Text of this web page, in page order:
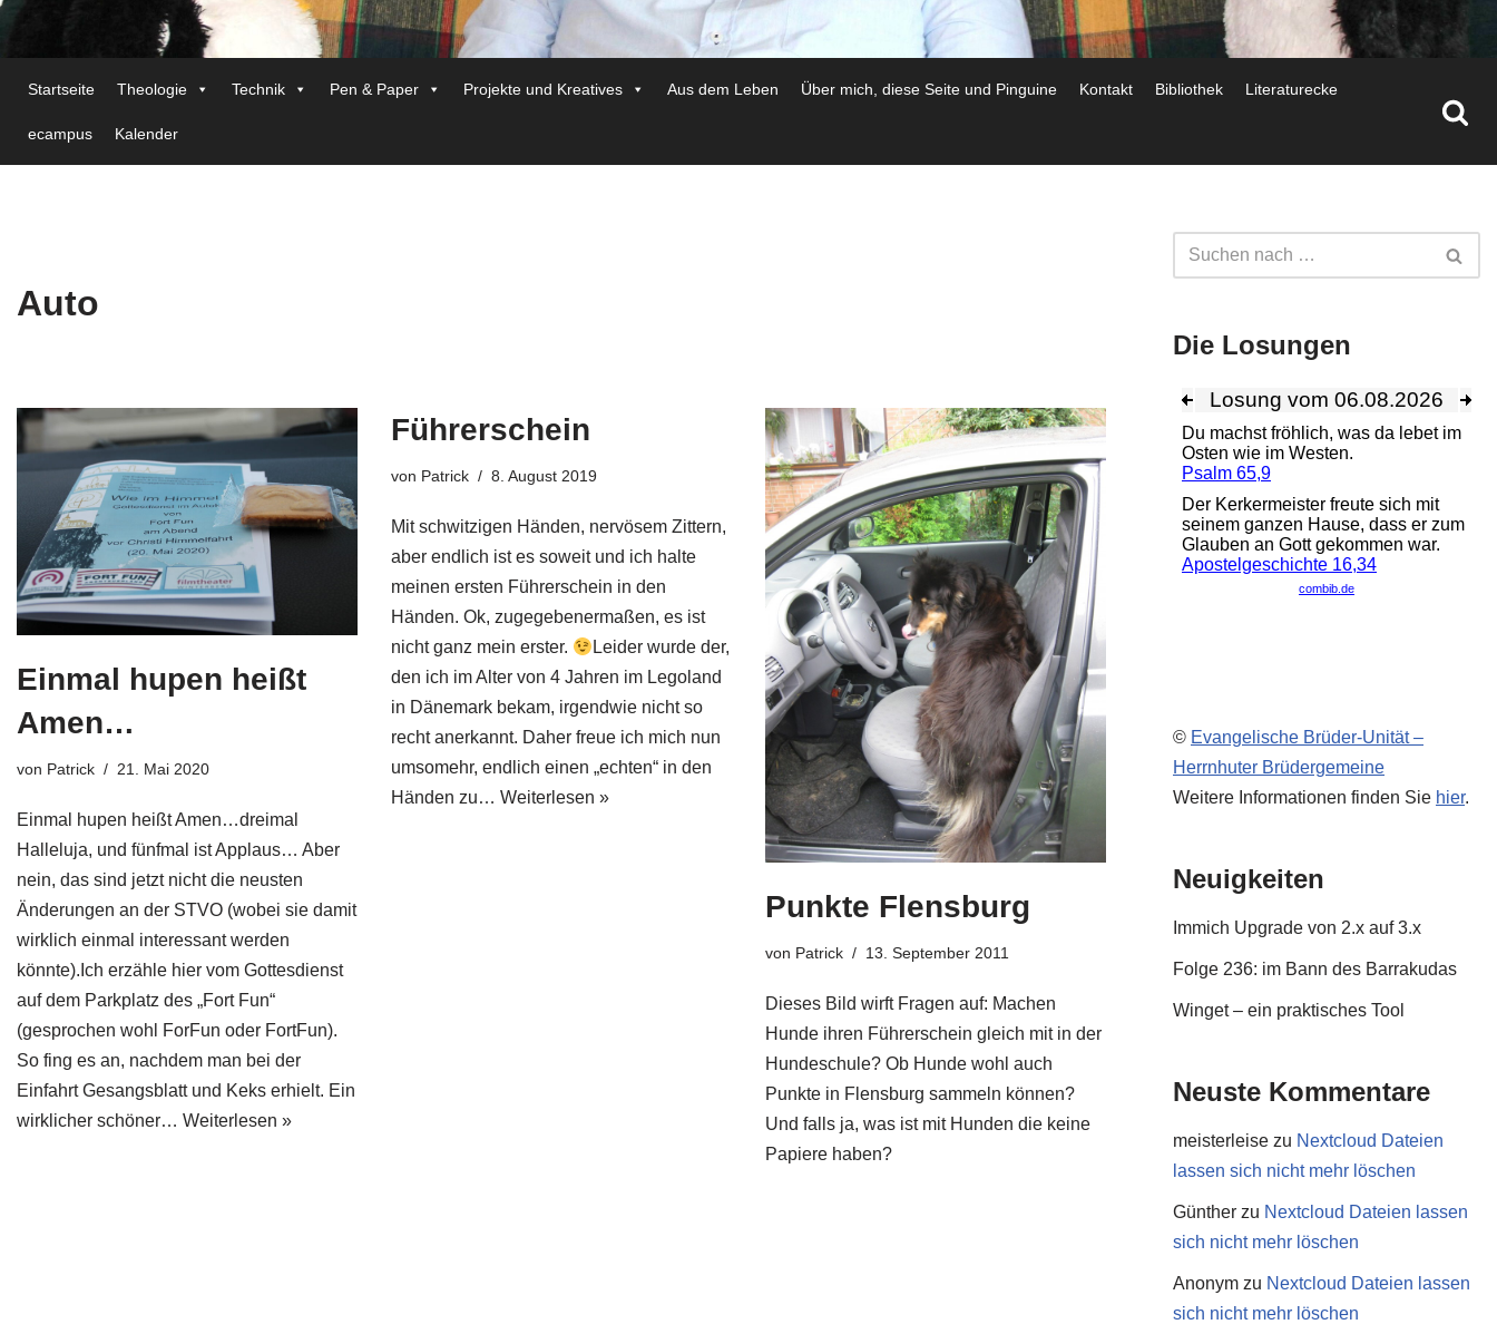
Startseite Theologie Technik Pen & Paper Projekte und Kreatives Aus dem Leben Über mich, diese Seite und Pinguine Kontakt Bibliothek Literaturecke
ecampus Kalender
Auto
Einmal hupen heißt
Amen…
von Patrick 21. Mai 2020
Einmal hupen heißt Amen…dreimal
Halleluja, und fünfmal ist Applaus… Aber
nein, das sind jetzt nicht die neusten
Änderungen an der STVO (wobei sie damit
wirklich einmal interessant werden
könnte).Ich erzähle hier vom Gottesdienst
auf dem Parkplatz des „Fort Fun“
(gesprochen wohl ForFun oder FortFun).
So fing es an, nachdem man bei der
Einfahrt Gesangsblatt und Keks erhielt. Ein
wirklicher schöner… Weiterlesen »
Führerschein
von Patrick 8. August 2019
Mit schwitzigen Händen, nervösem Zittern,
aber endlich ist es soweit und ich halte
meinen ersten Führerschein in den
Händen. Ok, zugegebenermaßen, es ist
nicht ganz mein erster.
Leider wurde der,
den ich im Alter von 4 Jahren im Legoland
in Dänemark bekam, irgendwie nicht so
recht anerkannt. Daher freue ich mich nun
umsomehr, endlich einen „echten“ in den
Händen zu… Weiterlesen »
Punkte Flensburg
von Patrick 13. September 2011
Dieses Bild wirft Fragen auf: Machen
Hunde ihren Führerschein gleich mit in der
Hundeschule? Ob Hunde wohl auch
Punkte in Flensburg sammeln können?
Und falls ja, was ist mit Hunden die keine
Papiere haben?
Die Losungen
© Evangelische Brüder-Unität –
Herrnhuter Brüdergemeine
Weitere Informationen finden Sie hier.
Neuigkeiten
Immich Upgrade von 2.x auf 3.x
Folge 236: im Bann des Barrakudas
Winget – ein praktisches Tool
Neuste Kommentare
meisterleise zu Nextcloud Dateien
lassen sich nicht mehr löschen
Günther zu Nextcloud Dateien lassen
sich nicht mehr löschen
Anonym zu Nextcloud Dateien lassen
sich nicht mehr löschen